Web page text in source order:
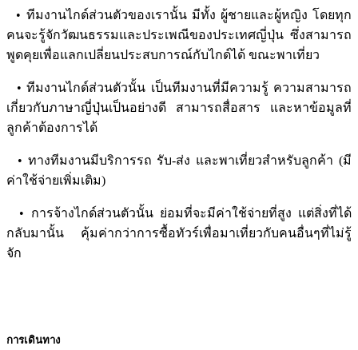
• ทีมงานไกด์ส่วนตัวของเรานั้น มีทั้ง ผู้ชายและผู้หญิง โดยทุก
คนจะรู้จักวัฒนธรรมและประเพณีของประเทศญี่ปุ่น ซึ่งสามารถ
พูดคุยเพื่อแลกเปลี่ยนประสบการณ์กับไกด์ได้ ขณะพาเที่ยว
• ทีมงานไกด์ส่วนตัวนั้น เป็นทีมงานที่มีความรู้ ความสามารถ
เกี่ยวกับภาษาญี่ปุ่นเป็นอย่างดี สามารถสื่อสาร และหาข้อมูลที่
ลูกค้าต้องการได้
• ทางทีมงานมีบริการรถ รับ-ส่ง และพาเที่ยวสำหรับลูกค้า (มี
ค่าใช้จ่ายเพิ่มเติม)
• การจ้างไกด์ส่วนตัวนั้น ย่อมที่จะมีค่าใช้จ่ายที่สูง แต่สิ่งที่ได้
กลับมานั้น คุ้มค่ากว่าการซื้อทัวร์เพื่อมาเที่ยวกับคนอื่นๆที่ไม่รู้
จัก
การเดินทาง